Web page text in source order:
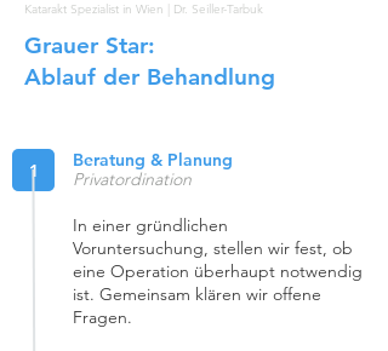
Katarakt Spezialist in Wien | Dr. Seiller-Tarbuk
Grauer Star:
Ablauf der Behandlung
1
Beratung & Planung
Privatordination
In einer gründlichen
Voruntersuchung, stellen wir fest, ob
eine Operation überhaupt notwendig
ist. Gemeinsam klären wir offene
Fragen.